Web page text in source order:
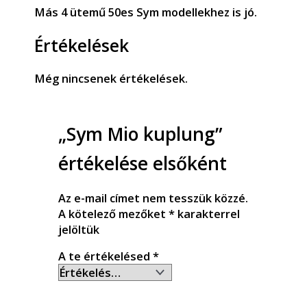
Más 4 ütemű 50es Sym modellekhez is jó.
Értékelések
Még nincsenek értékelések.
„Sym Mio kuplung”
értékelése elsőként
Az e-mail címet nem tesszük közzé.
A kötelező mezőket *karakterrel
jelöltük
A te értékelésed *